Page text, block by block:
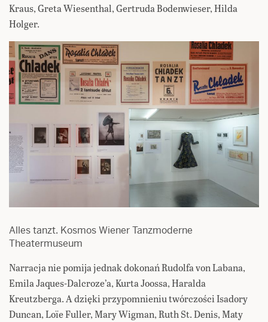
Kraus, Greta Wiesenthal, Gertruda Bodenwieser, Hilda
Holger.
Alles tanzt. Kosmos Wiener Tanzmoderne
Theatermuseum
Narracja nie pomija jednak dokonań Rudolfa von Labana,
Emila Jaques-Dalcroze’a, Kurta Joossa, Haralda
Kreutzberga. A dzięki przypomnieniu twórczości Isadory
Duncan, Loïe Fuller, Mary Wigman, Ruth St. Denis, Maty